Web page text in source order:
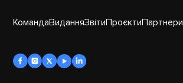
КомандаВиданняЗвітиПроєктиПартнери